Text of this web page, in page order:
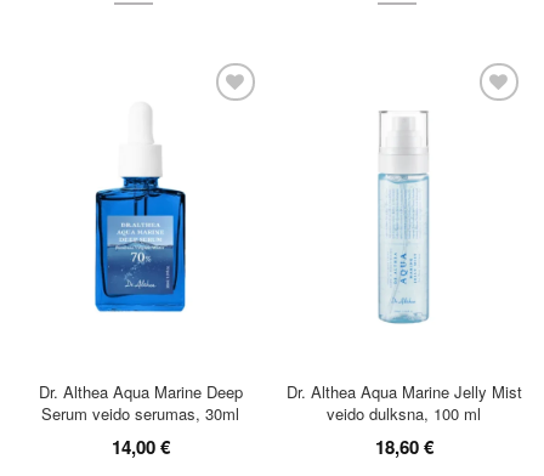
Dr. Althea Aqua Marine Deep
Serum veido serumas, 30ml
14,00€
Dr. Althea Aqua Marine Jelly Mist
veido dulksna, 100 ml
18,60€